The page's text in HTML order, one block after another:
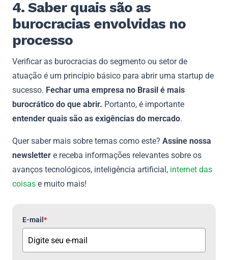
4. Saber quais são as
burocracias envolvidas no
processo
Verificar as burocracias do segmento ou setor de
atuação é um princípio básico para abrir uma startup de
sucesso. Fechar uma empresa no Brasil é mais
burocrático do que abrir. Portanto, é importante
entender quais são as exigências do mercado.
Quer saber mais sobre temas como este? Assine nossa
newsletter e receba informações relevantes sobre os
avanços tecnológicos, inteligência artificial, internet das
coisas e muito mais!
E-mail *